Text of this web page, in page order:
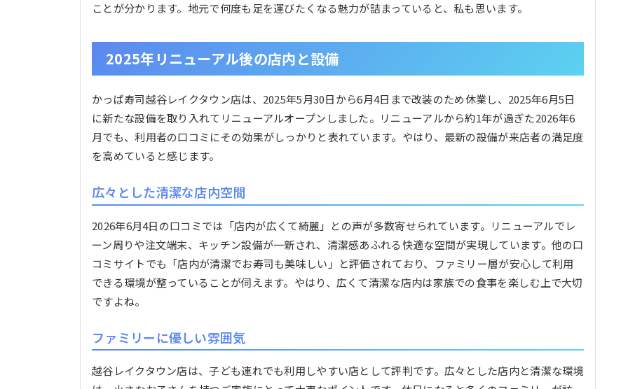
ことが分かります。地元で何度も足を運びたくなる魅力が詰まっていると、私も思います。
2025年リニューアル後の店内と設備
かっぱ寿司越谷レイクタウン店は、2025年5月30日から6月4日まで改装のため休業し、2025年6月5日
に新たな設備を取り入れてリニューアルオープンしました。リニューアルから約1年が過ぎた2026年6
月でも、利用者の口コミにその効果がしっかりと表れています。やはり、最新の設備が来店者の満足度
を高めていると感じます。
広々とした清潔な店内空間
2026年6月4日の口コミでは「店内が広くて綺麗」との声が多数寄せられています。リニューアルでレ
ーン周りや注文端末、キッチン設備が一新され、清潔感あふれる快適な空間が実現しています。他の口
コミサイトでも「店内が清潔でお寿司も美味しい」と評価されており、ファミリー層が安心して利用
できる環境が整っていることが伺えます。やはり、広くて清潔な店内は家族での食事を楽しむ上で大切
ですよね。
ファミリーに優しい雰囲気
越谷レイクタウン店は、子ども連れでも利用しやすい店として評判です。広々とした店内と清潔な環境